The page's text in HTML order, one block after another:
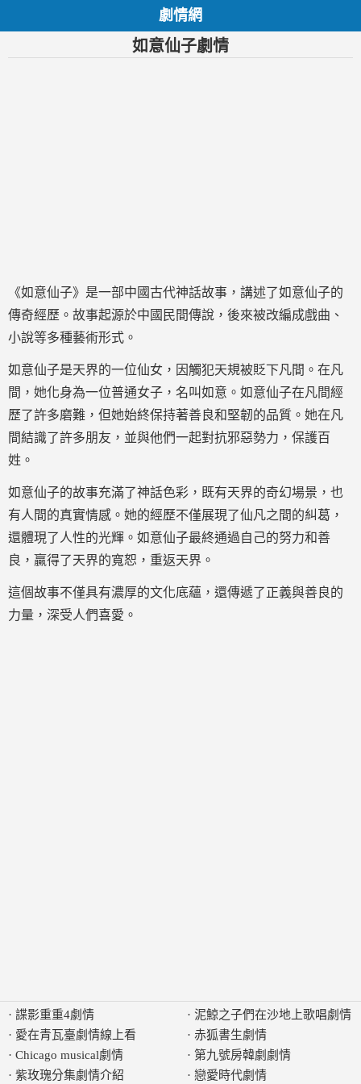
劇情網
如意仙子劇情
《如意仙子》是一部中國古代神話故事，講述了如意仙子的
傳奇經歷。故事起源於中國民間傳說，後來被改編成戲曲、
小說等多種藝術形式。
如意仙子是天界的一位仙女，因觸犯天規被貶下凡間。在凡
間，她化身為一位普通女子，名叫如意。如意仙子在凡間經
歷了許多磨難，但她始終保持著善良和堅韌的品質。她在凡
間結識了許多朋友，並與他們一起對抗邪惡勢力，保護百
姓。
如意仙子的故事充滿了神話色彩，既有天界的奇幻場景，也
有人間的真實情感。她的經歷不僅展現了仙凡之間的糾葛，
還體現了人性的光輝。如意仙子最終通過自己的努力和善
良，贏得了天界的寬恕，重返天界。
這個故事不僅具有濃厚的文化底蘊，還傳遞了正義與善良的
力量，深受人們喜愛。
· 諜影重重4劇情
· 愛在青瓦臺劇情線上看
· Chicago musical劇情
· 紫玫瑰分集劇情介紹
· 泥鯨之子們在沙地上歌唱劇情
· 赤狐書生劇情
· 第九號房韓劇劇情
· 戀愛時代劇情